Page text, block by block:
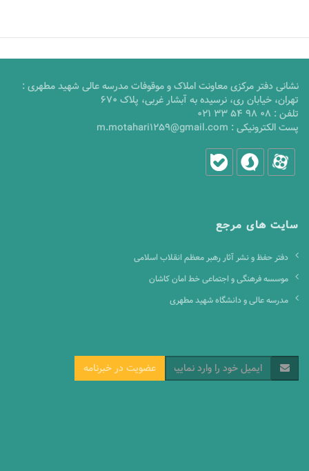
نشانی دفتر مرکزی معاونت املاک و موقوفات مدرسه عالی شهید مطهری :
تهران، خیابان ری، نرسیده به آبشار غربی، پلاک 670
تلفن : 021 33 54 98 08
پست الکترونیکی : m.motahari1259@gmail.com
سایت های مرجع
دفتر حفظ و نشر آثار رهبر معظم انقلاب اسلامی
موسسه فرهنگی و اجتماعی خط امان کاشان
مدرسه عالی و دانشگاه شهید مطهری
عضویت در خبرنامه